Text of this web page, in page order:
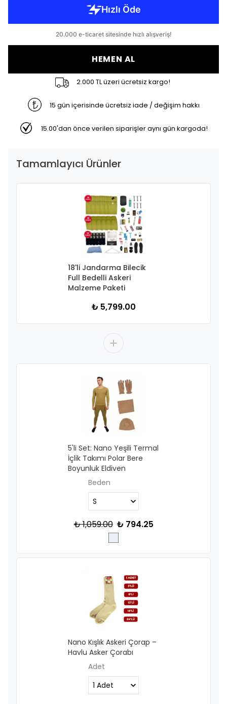
HEMEN AL
2.000 TL üzeri ücretsiz kargo!
15 gün içerisinde ücretsiz iade / değişim hakkı
15.00'dan önce verilen siparişler aynı gün kargoda!
Tamamlayıcı Ürünler
18'li Jandarma Bilecik
Full Bedelli Askeri
Malzeme Paketi
₺ 5,799.00
5'li Set: Nano Yeşili Termal
İçlik Takımı Polar Bere
Boyunluk Eldiven
Beden
₺ 1,059.00 ₺ 794.25
Nano Kışlık Askeri Çorap –
Havlu Asker Çorabı
Adet